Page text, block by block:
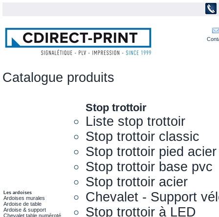
Catalogue produits
Les ardoises
Ardoises murales
Ardoise de table
Ardoise & support
Chevalet table numéroté
Stop trottoir
Liste stop trottoir
Stop trottoir classic
Stop trottoir pied acier
Stop trottoir base pvc
Stop trottoir acier
Chevalet - Support
Stop trottoir à LED